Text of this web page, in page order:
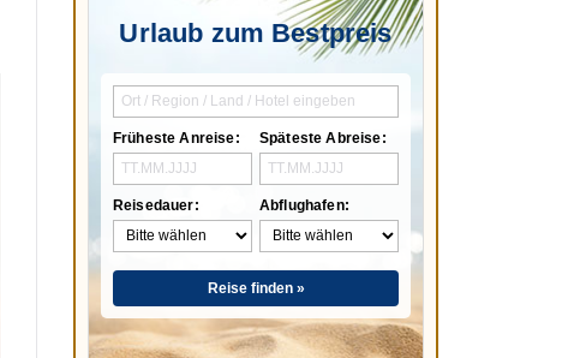
Urlaub zum Bestpreis
Früheste Anreise:
Reisedauer:
Späteste Abreise:
Abflughafen:
Reise finden »